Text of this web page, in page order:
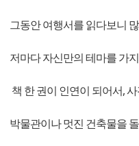
그동안 여행서를 읽다보니
저마다 자신만의 테마를 가
책 한 권이 인연이 되어서,
박물관이나 멋진 건축물을